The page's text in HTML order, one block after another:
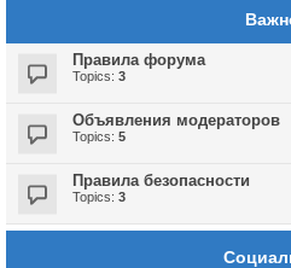
Правила форума
Topics: 3
Объявления модераторов
Topics: 5
Правила безопасности
Topics: 3